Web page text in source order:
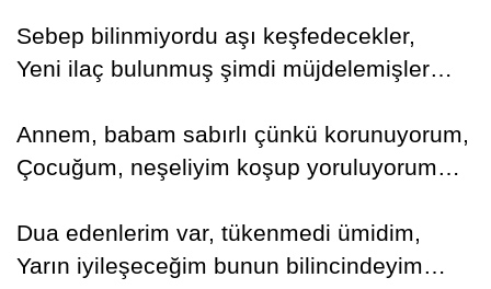
Sebep bilinmiyordu aşı keşfedecekler,
Yeni ilaç bulunmuş şimdi müjdelemişler…
Annem, babam sabırlı çünkü korunuyorum,
Çocuğum, neşeliyim koşup yoruluyorum…
Dua edenlerim var, tükenmedi ümidim,
Yarın iyileşeceğim bunun bilincindeyim…